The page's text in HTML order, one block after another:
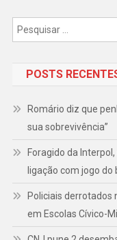
POSTS
Romário diz que
sua sobrevivência”
Foragido da
ligação com jogo do
Policiais derrotados
em Escolas Cívico-